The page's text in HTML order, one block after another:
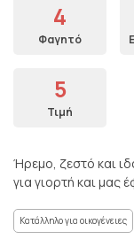
4
Φαγητό
5
Τιμή
Ήρεμο, ζεστό και
για γιορτή και μας
Κατάλληλο για οικογένειες